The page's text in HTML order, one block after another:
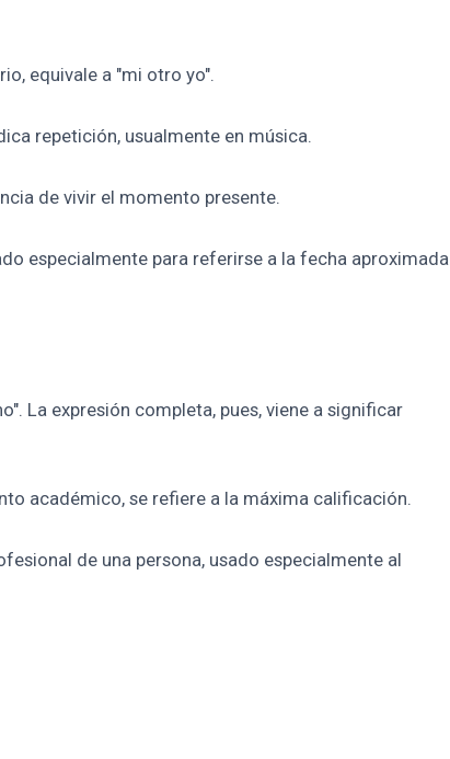
equivale a "mi otro yo".
repetición, usualmente en música.
de vivir el momento presente.
especialmente para referirse a la fecha aproximada
La expresión completa, pues, viene a significar
académico, se refiere a la máxima calificación.
de una persona, usado especialmente al